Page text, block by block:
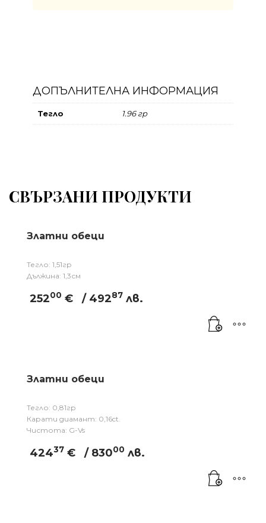
ДОПЪЛНИТЕЛНА ИНФОРМАЦИЯ
Тегло 1.96 гр
СВЪРЗАНИ ПРОДУКТИ
Златни обеци
Тегло: 1,51гр
Дължина: 1,3см
25200 € / 49287 лв.
Златни обеци
Тегло: 0,81гр
Карати диамант: 0,16ct.
Чистота: G-Vs
42437 € / 83000 лв.